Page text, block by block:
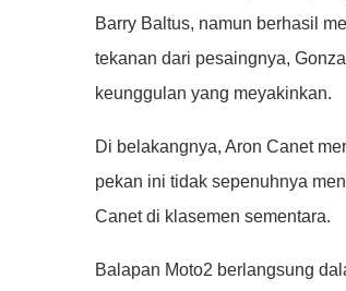
Barry Baltus, namun berhasil
tekanan dari pesaingnya,
keunggulan yang meyakinkan.
Di belakangnya, Aron Canet
pekan ini tidak sepenuhnya
Canet di klasemen sementara.
Balapan Moto2 berlangsung